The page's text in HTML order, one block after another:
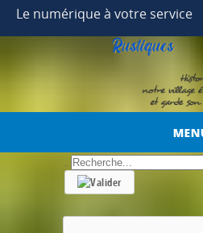
Year Month
Le numérique à votre service